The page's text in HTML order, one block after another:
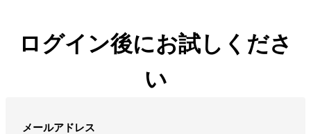
全ての商品
ログイン後にお試しくださ
い
メールアドレス